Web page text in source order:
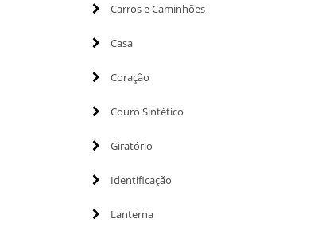
Carros e Caminhões
Casa
Coração
Couro Sintético
Giratório
Identificação
Lanterna